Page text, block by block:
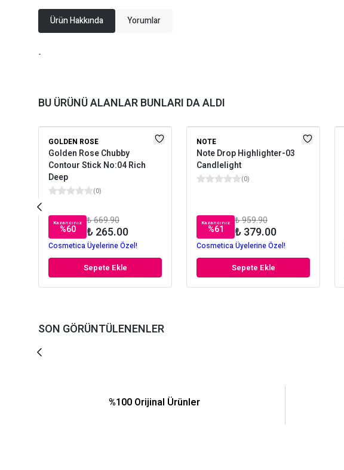
Ürün Hakkında Yorumlar
-
BU ÜRÜNÜ ALANLAR BUNLARI DA ALDI
GOLDEN ROSE
Golden Rose Chubby
Contour Stick No:04 Rich
Deep
(0)
Kazancınız
%60
₺ 669.90
₺ 265.00
Cosmetica Üyelerine Özel!
Sepete Ekle
NOTE
Note Drop Highlighter-03
Candlelight
(0)
Kazancınız
%61
₺ 959.90
₺ 379.00
Cosmetica Üyelerine Özel!
Sepete Ekle
SON GÖRÜNTÜLENENLER
%100 Orijinal Ürünler